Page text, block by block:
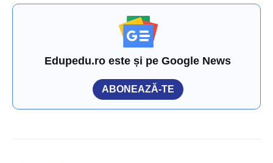
Edupedu.ro este și pe Google News
ABONEAZĂ-TE